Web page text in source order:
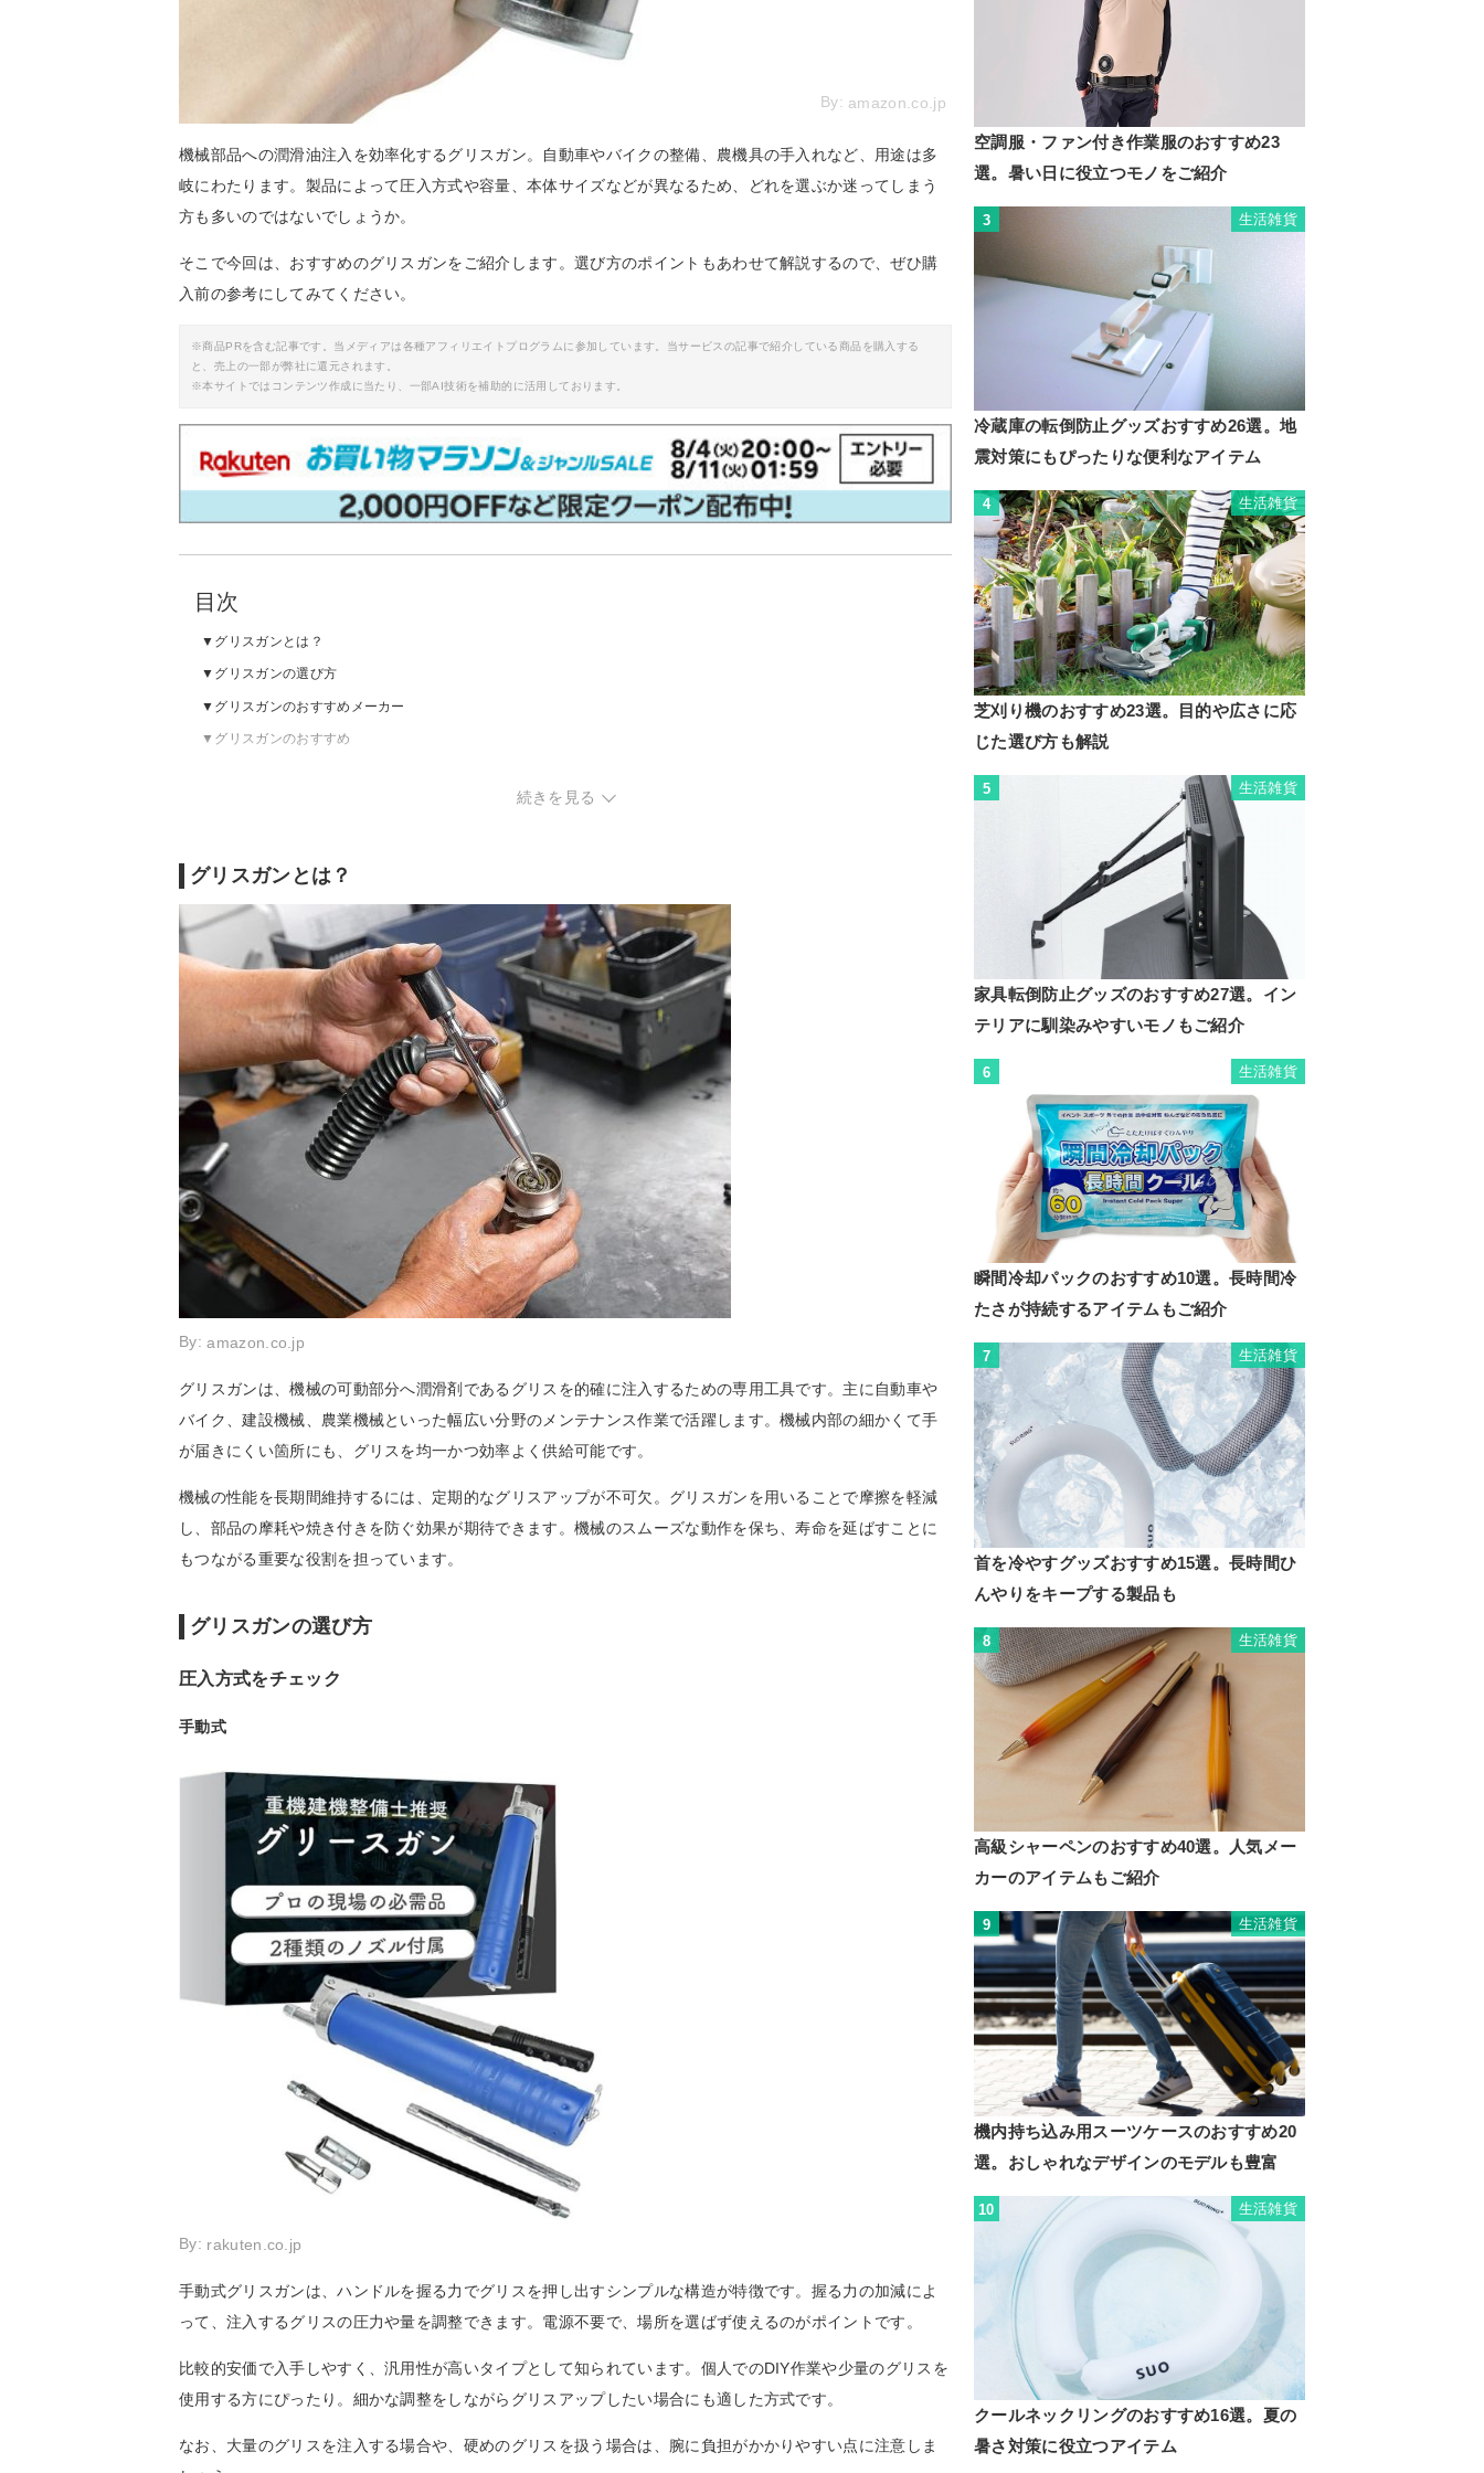
By: amazon.co.jp
機械部品への潤滑油注入を効率化するグリスガン。自動車やバイクの整備、農機具の手入れなど、用途は多
岐にわたります。製品によって圧入方式や容量、本体サイズなどが異なるため、どれを選ぶか迷ってしまう
方も多いのではないでしょうか。
そこで今回は、おすすめのグリスガンをご紹介します。選び方のポイントもあわせて解説するので、ぜひ購
入前の参考にしてみてください。
※商品PRを含む記事です。当メディアは各種アフィリエイトプログラムに参加しています。当サービスの記事で紹介している商品を購入する
と、売上の一部が弊社に還元されます。
※本サイトではコンテンツ作成に当たり、一部AI技術を補助的に活用しております。
目次
グリスガンとは？
グリスガンの選び方
グリスガンのおすすめメーカー
グリスガンのおすすめ
続きを見る
グリスガンとは？
By:amazon.co.jp
グリスガンは、機械の可動部分へ潤滑剤であるグリスを的確に注入するための専用工具です。主に自動車や
バイク、建設機械、農業機械といった幅広い分野のメンテナンス作業で活躍します。機械内部の細かくて手
が届きにくい箇所にも、グリスを均一かつ効率よく供給可能です。
機械の性能を長期間維持するには、定期的なグリスアップが不可欠。グリスガンを用いることで摩擦を軽減
し、部品の摩耗や焼き付きを防ぐ効果が期待できます。機械のスムーズな動作を保ち、寿命を延ばすことに
もつながる重要な役割を担っています。
グリスガンの選び方
圧入方式をチェック
手動式
By: rakuten.co.jp
手動式グリスガンは、ハンドルを握る力でグリスを押し出すシンプルな構造が特徴です。握る力の加減によ
って、注入するグリスの圧力や量を調整できます。電源不要で、場所を選ばず使えるのがポイントです。
比較的安価で入手しやすく、汎用性が高いタイプとして知られています。個人でのDIY作業や少量のグリスを
使用する方にぴったり。細かな調整をしながらグリスアップしたい場合にも適した方式です。
なお、大量のグリスを注入する場合や、硬めのグリスを扱う場合は、腕に負担がかかりやすい点に注意しま
空調服・ファン付き作業服のおすすめ23
選。暑い日に役立つモノをご紹介
3 生活雑貨
冷蔵庫の転倒防止グッズおすすめ26選。地
震対策にもぴったりな便利なアイテム
4 生活雑貨
芝刈り機のおすすめ23選。目的や広さに応
じた選び方も解説
5 生活雑貨
家具転倒防止グッズのおすすめ27選。イン
テリアに馴染みやすいモノもご紹介
6 生活雑貨
瞬間冷却パックのおすすめ10選。長時間冷
たさが持続するアイテムもご紹介
7 生活雑貨
首を冷やすグッズおすすめ15選。長時間ひ
んやりをキープする製品も
8 生活雑貨
高級シャーペンのおすすめ40選。人気メー
カーのアイテムもご紹介
9 生活雑貨
機内持ち込み用スーツケースのおすすめ20
選。おしゃれなデザインのモデルも豊富
10 生活雑貨
クールネックリングのおすすめ16選。夏の
暑さ対策に役立つアイテム